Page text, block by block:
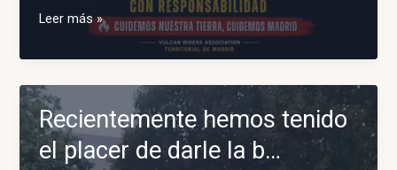
🔥
COMUNICADO
|
RIDERS
ASSOCIATION
SPAIN
–
Leer más »
Recientemente hemos tenido
el placer de darle la b…